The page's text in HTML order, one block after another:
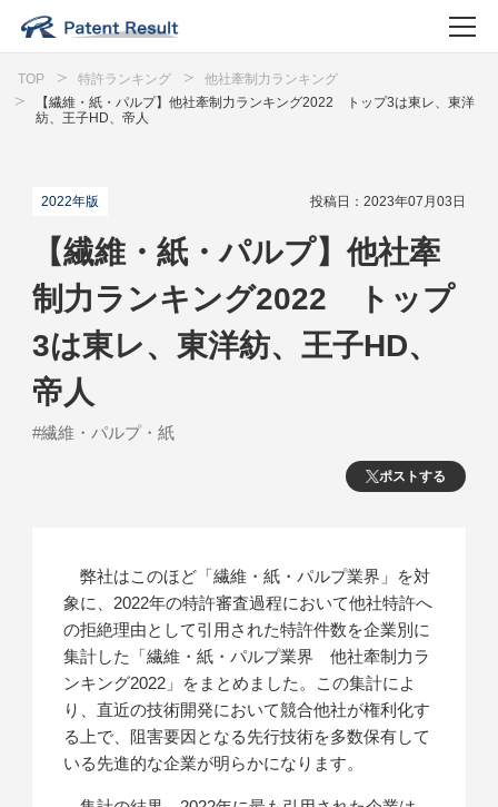
TOP 特許ランキング
他社牽制力ランキング
【繊維・紙・パルプ】他社牽制力ランキング2022 トップ3は東レ、東洋
紡、王子HD、帝人
2022年版 投稿日：2023年07月03日
ポストする
【繊維・紙・パルプ】他社牽
制力ランキング2022 トップ
3は東レ、東洋紡、王子HD、
帝人
#繊維・パルプ・紙
弊社はこのほど「繊維・紙・パルプ業界」を対
象に、2022年の特許審査過程において他社特許へ
の拒絶理由として引用された特許件数を企業別に
集計した「繊維・紙・パルプ業界 他社牽制力ラ
ンキング2022」をまとめました。この集計によ
り、直近の技術開発において競合他社が権利化す
る上で、阻害要因となる先行技術を多数保有して
いる先進的な企業が明らかになります。